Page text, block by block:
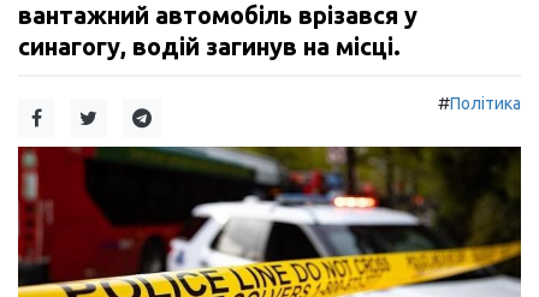
вантажний автомобіль врізався у
синагогу, водій загинув на місці.
#Політика